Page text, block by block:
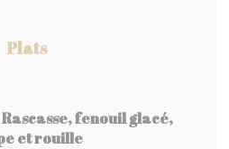
Plats
fenouil glacé,
et rouille